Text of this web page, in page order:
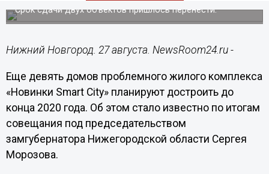
Срок сдачи двух объектов пришлось перенести.
Нижний Новгород. 27 августа. NewsRoom24.ru -
Еще девять домов проблемного жилого комплекса
«Новинки Smart City» планируют достроить до
конца 2020 года. Об этом стало известно по итогам
совещания под председательством
замгубернатора Нижегородской области Сергея
Морозова.